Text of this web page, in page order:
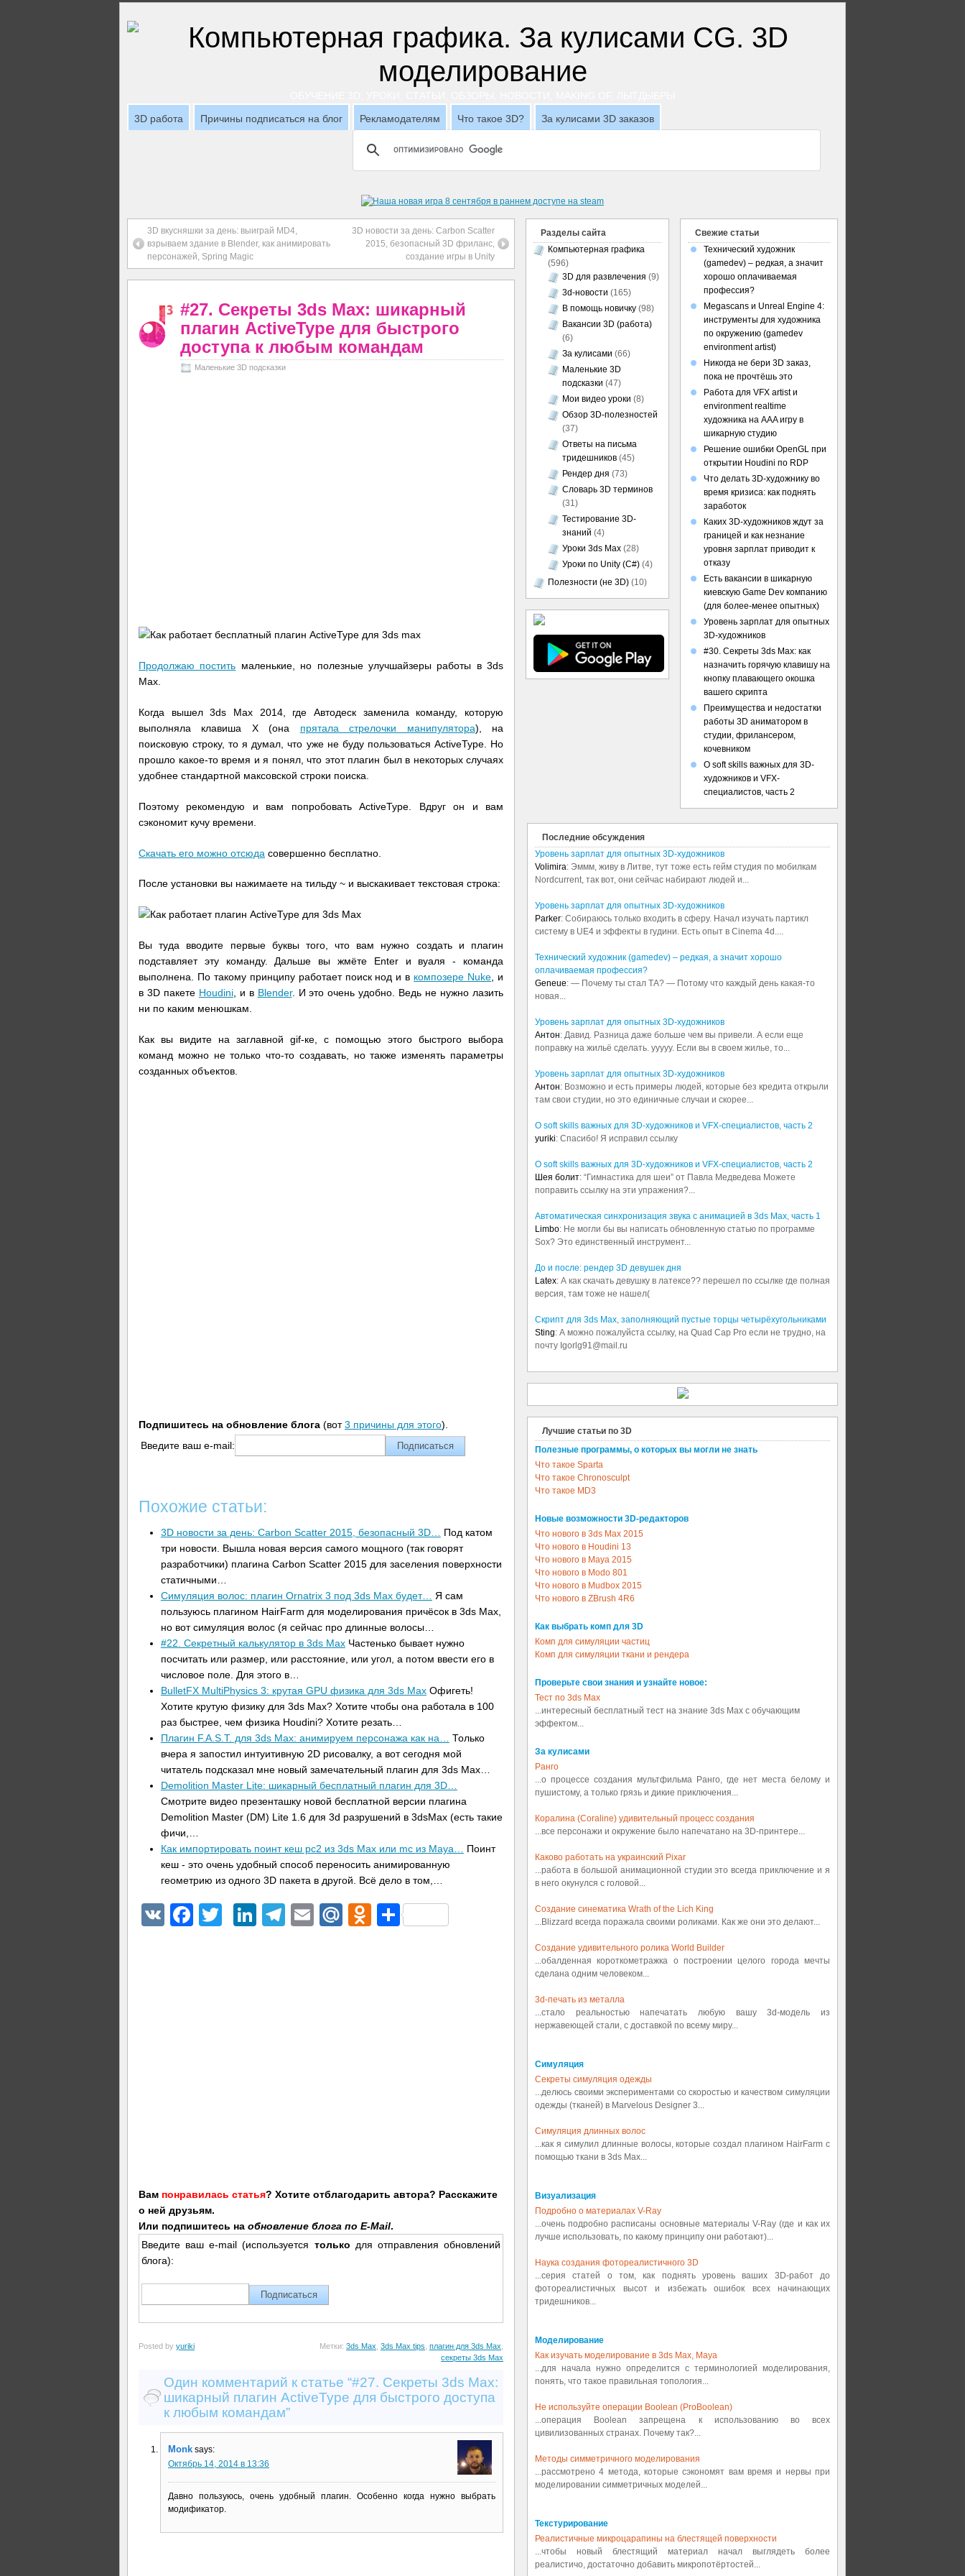
3D работа
Причины подписаться на блог Рекламодателям Что такое 3D? За кулисами 3D заказов
3D вкусняшки за день: выиграй MD4,
взрываем здание в Blender, как анимировать
персонажей, Spring Magic
3D новости за день: Carbon Scatter
2015, безопасный 3D фриланс,
создание игры в Unity
#27. Секреты 3ds Max: шикарный
плагин ActiveType для быстрого
доступа к любым командам
Маленькие 3D подсказки
Продолжаю постить маленькие, но полезные улучшайзеры работы в 3ds
Max.
Когда вышел 3ds Max 2014, где Автодеск заменила команду, которую
выполняла клавиша X (она прятала стрелочки манипулятора), на
поисковую строку, то я думал, что уже не буду пользоваться ActiveType. Но
прошло какое-то время и я понял, что этот плагин был в некоторых случаях
удобнее стандартной максовской строки поиска.
Поэтому рекомендую и вам попробовать ActiveType. Вдруг он и вам
сэкономит кучу времени.
Скачать его можно отсюда совершенно бесплатно.
После установки вы нажимаете на тильду ~ и выскакивает текстовая строка:
Вы туда вводите первые буквы того, что вам нужно создать и плагин
подставляет эту команду. Дальше вы жмёте Enter и вуаля - команда
выполнена. По такому принципу работает поиск нод и в композере Nuke , и
в 3D пакете Houdini, и в Blender. И это очень удобно. Ведь не нужно лазить
ни по каким менюшкам.
Как вы видите на заглавной gif-ке, с помощью этого быстрого выбора
команд можно не только что-то создавать, но также изменять параметры
созданных объектов.
Подпишитесь на обновление блога (вот3 причины для этого).
Введите ваш e-mail:
Похожие статьи:
3D новости за день: Carbon Scatter 2015, безопасный 3D…
Под катом
три новости. Вышла новая версия самого мощного (так говорят
разработчики) плагина Carbon Scatter 2015 для заселения поверхности
статичными…
Симуляция волос: плагин Ornatrix 3 под 3ds Max будет…
Я сам
пользуюсь плагином HairFarm для моделирования причёсок в 3ds Max,
но вот симуляция волос (я сейчас про длинные волосы…
#22. Секретный калькулятор в 3ds MaxЧастенько бывает нужно
посчитать или размер, или расстояние, или угол, а потом ввести его в
числовое поле. Для этого в…
BulletFX MultiPhysics 3: крутая GPU физика для 3ds MaxОфигеть!
Хотите крутую физику для 3ds Max? Хотите чтобы она работала в 100
раз быстрее, чем физика Houdini? Хотите резать…
Плагин F.A.S.T. для 3ds Max: анимируем персонажа как на…
Только
вчера я запостил интуитивную 2D рисовалку, а вот сегодня мой
читатель подсказал мне новый замечательный плагин для 3ds Max…
Demolition Master Lite: шикарный бесплатный плагин для 3D…
Смотрите видео презенташку новой бесплатной версии плагина
Demolition Master (DM) Lite 1.6 для 3d разрушений в 3dsMax (есть такие
фичи,…
Как импортировать поинт кеш pc2 из 3ds Max или mc из Maya…
Поинт
кеш - это очень удобный способ переносить анимированную
геометрию из одного 3D пакета в другой. Всё дело в том,…
VK Facebook
TwitterLinkedIn
Telegram
EmailMail.RuOdnoklassniki
Отправить
Вам понравилась статья? Хотите отблагодарить автора? Расскажите
о ней друзьям.
Или подпишитесь на обновление блога по E-Mail.
Введите ваш e-mail (используется только для отправления обновлений
блога):
Posted by yuriki Метки: 3ds Max 3ds Max tips плагин для 3ds Max
секреты 3ds Max
Один комментарий к статье “#27. Секреты 3ds Max:
шикарный плагин ActiveType для быстрого доступа
к любым командам”
Monk says:
Октябрь 14, 2014 в 13:36
Давно пользуюсь, очень удобный плагин. Особенно когда нужно выбрать
модификатор.
Свежие статьи
Технический художник
(gamedev) – редкая, а значит
хорошо оплачиваемая
профессия?
Megascans и Unreal Engine 4:
инструменты для художника
по окружению (gamedev
environment artist)
Никогда не бери 3D заказ,
пока не прочтёшь это
Работа для VFX artist и
environment realtime
художника на AAA игру в
шикарную студию
Решение ошибки OpenGL при
открытии Houdini по RDP
Что делать 3D-художнику во
время кризиса: как поднять
заработок
Каких 3D-художников ждут за
границей и как незнание
уровня зарплат приводит к
отказу
Есть вакансии в шикарную
киевскую Game Dev компанию
(для более-менее опытных)
Уровень зарплат для опытных
3D-художников
#30. Секреты 3ds Max: как
назначить горячую клавишу на
кнопку плавающего окошка
вашего скрипта
Преимущества и недостатки
работы 3D аниматором в
студии, фрилансером,
кочевником
О soft skills важных для 3D-
художников и VFX-
специалистов, часть 2
Разделы сайта
Компьютерная графика
(596)
3D для развлечения (9)
3d-новости (165)
В помощь новичку (98)
Вакансии 3D (работа)
(6)
За кулисами (66)
Маленькие 3D
подсказки (47)
Мои видео уроки (8)
Обзор 3D-полезностей
(37)
Ответы на письма
тридешников (45)
Рендер дня (73)
Словарь 3D терминов
(31)
Тестирование 3D-
знаний (4)
Уроки 3ds Max (28)
Уроки по Unity (C#) (4)
Полезности (не 3D) (10)
Последние обсуждения
Уровень зарплат для опытных 3D-художников
Volimira: Эммм, живу в Литве, тут тоже есть гейм студия по мобилкам
Nordcurrent, так вот, они сейчас набирают людей и...
Уровень зарплат для опытных 3D-художников
Parker: Собираюсь только входить в сферу. Начал изучать партикл
систему в UE4 и эффекты в гудини. Есть опыт в Cinema 4d....
Технический художник (gamedev) – редкая, а значит хорошо
оплачиваемая профессия?
Geneue: — Почему ты стал ТА? — Потому что каждый день какая-то
новая...
Уровень зарплат для опытных 3D-художников
Антон: Давид. Разница даже больше чем вы привели. А если еще
поправку на жильё сделать. ууууу. Если вы в своем жилье, то...
Уровень зарплат для опытных 3D-художников
Антон: Возможно и есть примеры людей, которые без кредита открыли
там свои студии, но это единичные случаи и скорее...
О soft skills важных для 3D-художников и VFX-специалистов, часть 2
yuriki: Спасибо! Я исправил ссылку
О soft skills важных для 3D-художников и VFX-специалистов, часть 2
Шея болит: “Гимнастика для шеи” от Павла Медведева Можете
поправить ссылку на эти упражения?...
Автоматическая синхронизация звука с анимацией в 3ds Max, часть 1
Limbo: Не могли бы вы написать обновленную статью по программе
Sox? Это единственный инструмент...
До и после: рендер 3D девушек дня
Latex: А как скачать девушку в латексе?? перешел по ссылке где полная
версия, там тоже не нашел(
Скрипт для 3ds Max, заполняющий пустые торцы четырёхугольниками
Sting: А можно пожалуйста ссылку, на Quad Cap Pro если не трудно, на
почту Igorlg91@mail.ru
Лучшие статьи по 3D
Полезные программы, о которых вы могли не знать
Что такое Sparta
Что такое Chronosculpt
Что такое MD3
Новые возможности 3D-редакторов
Что нового в 3ds Max 2015
Что нового в Houdini 13
Что нового в Maya 2015
Что нового в Modo 801
Что нового в Mudbox 2015
Что нового в ZBrush 4R6
Как выбрать комп для 3D
Комп для симуляции частиц
Комп для симуляции ткани и рендера
Проверьте свои знания и узнайте новое:
Тест по 3ds Max
...интересный бесплатный тест на знание 3ds Max с обучающим
эффектом...
За кулисами
Ранго
...о процессе создания мультфильма Ранго, где нет места белому и
пушистому, а только грязь и дикие приключения...
Коралина (Coraline) удивительный процесс создания
...все персонажи и окружение было напечатано на 3D-принтере...
Каково работать на украинский Pixar
...работа в большой анимационной студии это всегда приключение и я
в него окунулся с головой...
Создание синематика Wrath of the Lich King
...Blizzard всегда поражала своими роликами. Как же они это делают...
Создание удивительного ролика World Builder
...обалденная короткометражка о построении целого города мечты
сделана одним человеком...
3d-печать из металла
...стало реальностью напечатать любую вашу 3d-модель из
нержавеющей стали, с доставкой по всему миру...
Симуляция
Секреты симуляция одежды
...делюсь своими экспериментами со скоростью и качеством симуляции
одежды (тканей) в Marvelous Designer 3...
Симуляция длинных волос
...как я симулил длинные волосы, которые создал плагином HairFarm с
помощью ткани в 3ds Max...
Визуализация
Подробно о материалах V-Ray
...очень подробно расписаны основные материалы V-Ray (где и как их
лучше использовать, по какому принципу они работают)...
Наука создания фотореалистичного 3D
...серия статей о том, как поднять уровень ваших 3D-работ до
фотореалистичных высот и избежать ошибок всех начинающих
тридешников...
Моделирование
Как изучать моделирование в 3ds Max, Maya
...для начала нужно определится с терминологией моделирования,
понять, что такое правильная топология...
Не используйте операции Boolean (ProBoolean)
...операция Boolean запрещена к использованию во всех
цивилизованных странах. Почему так?...
Методы симметричного моделирования
...рассмотрено 4 метода, которые сэкономят вам время и нервы при
моделировании симметричных моделей...
Текстурирование
Реалистичные микроцарапины на блестящей поверхности
...чтобы новый блестящий материал начал выглядеть более
реалистичо, достаточно добавить микропотёртостей...